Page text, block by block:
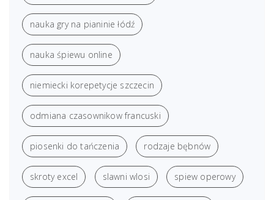
nauka gry na pianinie łódź
nauka śpiewu online
niemiecki korepetycje szczecin
odmiana czasownikow francuski
piosenki do tańczenia rodzaje bębnów
skroty excel slawni wlosi spiew operowy